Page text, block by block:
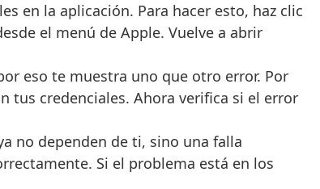
en la aplicación. Para hacer esto, haz clic
el menú de Apple. Vuelve a abrir
eso te muestra uno que otro error. Por
tus credenciales. Ahora verifica si el error
no dependen de ti, sino una falla
Si el problema está en los